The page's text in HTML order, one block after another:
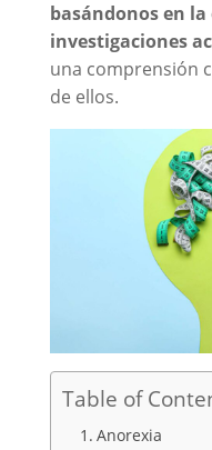
basándonos en
investigaciones
una comprensión
de ellos.
Table of
Anorexia